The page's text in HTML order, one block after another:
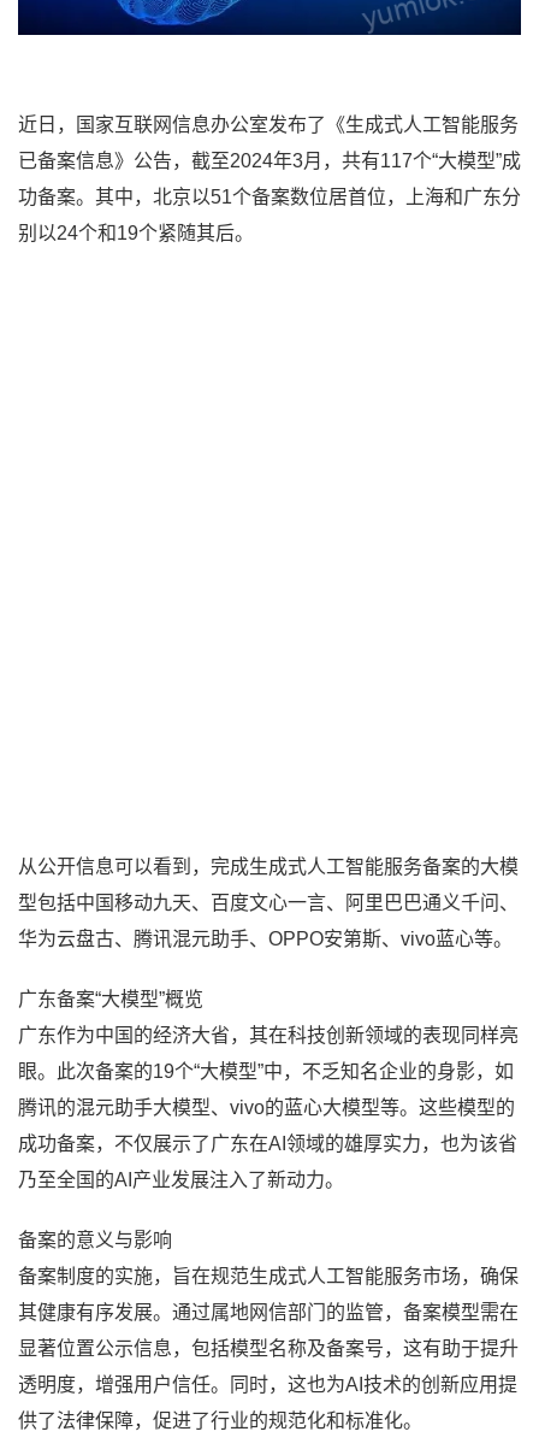
近日，国家互联网信息办公室发布了《生成式人工智能服务
已备案信息》公告，截至2024年3月，共有117个“大模型”成
功备案。其中，北京以51个备案数位居首位，上海和广东分
别以24个和19个紧随其后。
从公开信息可以看到，完成生成式人工智能服务备案的大模
型包括中国移动九天、百度文心一言、阿里巴巴通义千问、
华为云盘古、腾讯混元助手、OPPO安第斯、vivo蓝心等。
广东备案“大模型”概览
广东作为中国的经济大省，其在科技创新领域的表现同样亮
眼。此次备案的19个“大模型”中，不乏知名企业的身影，如
腾讯的混元助手大模型、vivo的蓝心大模型等。这些模型的
成功备案，不仅展示了广东在AI领域的雄厚实力，也为该省
乃至全国的AI产业发展注入了新动力。
备案的意义与影响
备案制度的实施，旨在规范生成式人工智能服务市场，确保
其健康有序发展。通过属地网信部门的监管，备案模型需在
显著位置公示信息，包括模型名称及备案号，这有助于提升
透明度，增强用户信任。同时，这也为AI技术的创新应用提
供了法律保障，促进了行业的规范化和标准化。